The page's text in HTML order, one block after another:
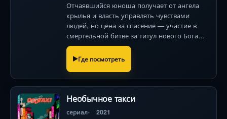
Отчаявшийся юноша получает от ангела
крылья и власть управлять чувствами
людей, но цена за спасение — участие в
смертельной битве за титул нового Бога
среди 13 кандидатов. Фантастический
триллер от создателей «Тетради смерти».
Где посмотреть
Необычное такси
сериал 2021